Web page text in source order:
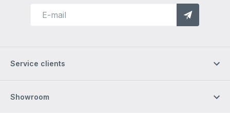
Service clients
Showroom